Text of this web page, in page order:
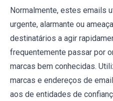
Normalmente, estes emails
urgente, alarmante ou
destinatários a agir
frequentemente passar por
marcas bem conhecidas.
marcas e endereços de
aos de entidades de